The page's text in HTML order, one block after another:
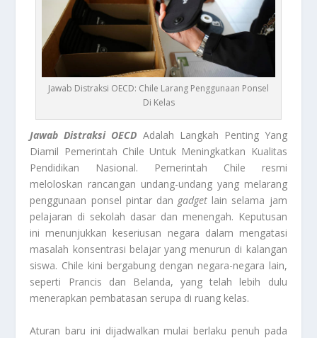
Jawab Distraksi OECD: Chile Larang Penggunaan Ponsel
Di Kelas
Jawab Distraksi OECD Adalah Langkah Penting Yang
Diamil Pemerintah Chile Untuk Meningkatkan Kualitas
Pendidikan Nasional. Pemerintah Chile resmi
meloloskan rancangan undang-undang yang melarang
penggunaan ponsel pintar dan gadget lain selama jam
pelajaran di sekolah dasar dan menengah. Keputusan
ini menunjukkan keseriusan negara dalam mengatasi
masalah konsentrasi belajar yang menurun di kalangan
siswa. Chile kini bergabung dengan negara-negara lain,
seperti Prancis dan Belanda, yang telah lebih dulu
menerapkan pembatasan serupa di ruang kelas.
Aturan baru ini dijadwalkan mulai berlaku penuh pada